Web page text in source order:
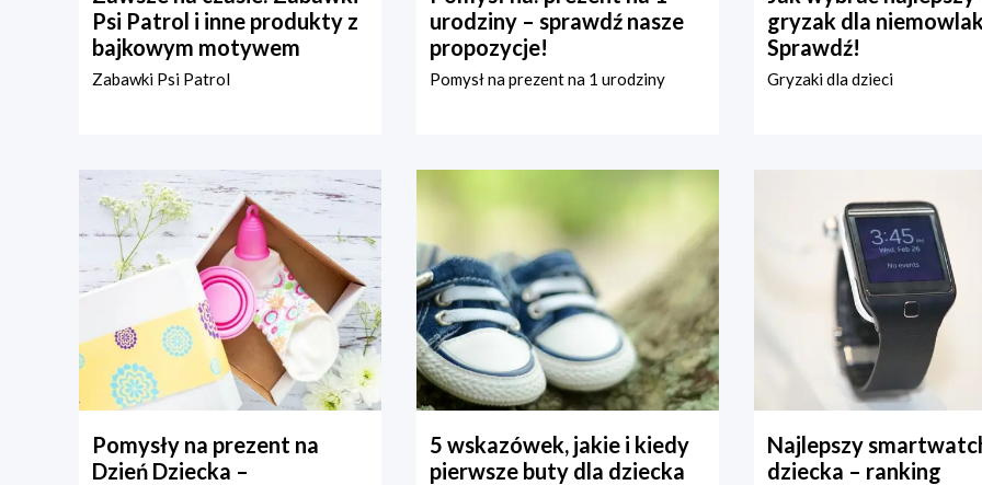
Psi Patrol i inne produkty z
bajkowym motywem
Zabawki Psi Patrol
urodziny – sprawdź nasze
propozycje!
Pomysł na prezent na 1 urodziny
gryzak dla
Sprawdź!
Gryzaki dla dzieci
Pomysły na prezent na
Dzień Dziecka –
5 wskazówek, jakie i kiedy
pierwsze buty dla dziecka
Najlepszy
dziecka – ranking